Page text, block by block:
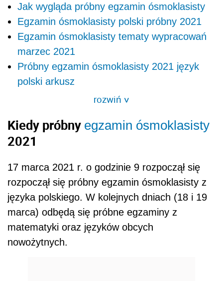
Jak wygląda próbny egzamin ósmoklasisty
Egzamin ósmoklasisty polski próbny 2021
Egzamin ósmoklasisty tematy wypracowań
marzec 2021
Próbny egzamin ósmoklasisty 2021 język
polski arkusz
rozwiń>
Kiedy próbny egzamin ósmoklasisty
2021
17 marca 2021 r. o godzinie 9 rozpoczął się
rozpoczął się próbny egzamin ósmoklasisty z
języka polskiego. W kolejnych dniach (18 i 19
marca) odbędą się próbne egzaminy z
matematyki oraz języków obcych
nowożytnych.